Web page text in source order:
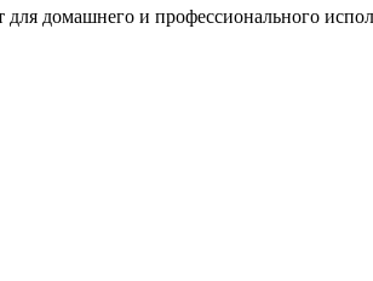
и профессионального